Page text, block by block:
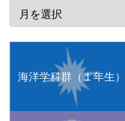
海洋学科群（１年生）